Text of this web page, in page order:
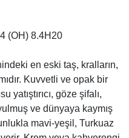
(OH) 8.4H20
en eski taş, kralların,
Kuvvetli ve opak bir
yatıştırıcı, göze şifalı,
ve dünyaya kaymış
mavi-yeşil, Turkuaz